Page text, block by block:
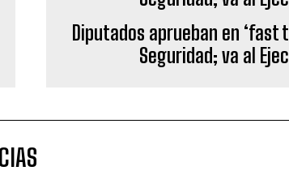
Diputados aprueban en ‘fast
Seguridad; va al